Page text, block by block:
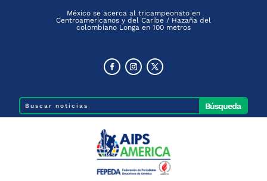
México se acerca al tricampeonato en
Centroamericanos y del Caribe / Hazaña del
colombiano Longa en 100 metros